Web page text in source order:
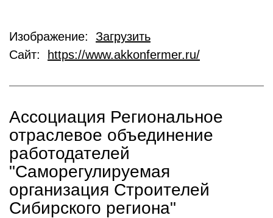
Изображение: Загрузить
Сайт:
https://www.akkonfermer.ru/
Ассоциация Региональное
отраслевое объединение
работодателей
"Саморегулируемая
организация Строителей
Сибирского региона"